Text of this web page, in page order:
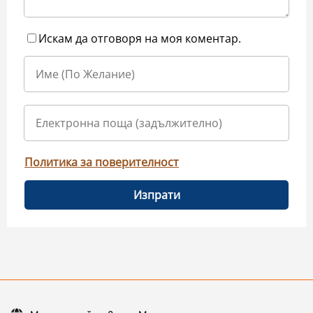
Искам да отговоря на моя коментар.
Политика за поверителност
Изпрати